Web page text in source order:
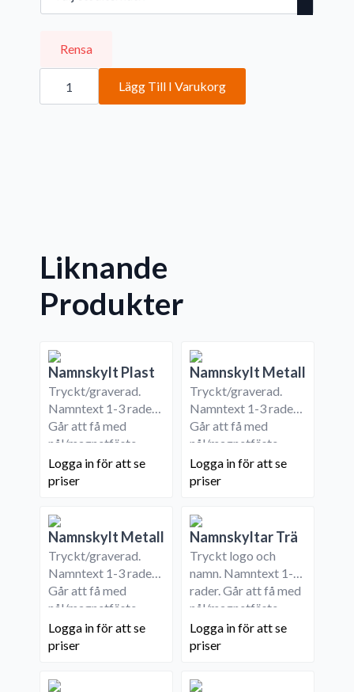
Rensa
Handikappanpassad
mängd
Lägg Till I Varukorg
Liknande
Produkter
Namnskylt Plast
Tryckt/graverad.
Namntext 1-3 rader.
Går att få med
nål/magnetfäste.
Logga in för att se
priser
Namnskylt Metall
Tryckt/graverad.
Namntext 1-3 rader.
Går att få med
nål/magnetfäste.
Logga in för att se
priser
Namnskylt Metall
Tryckt/graverad.
Namntext 1-3 rader.
Går att få med
nål/magnetfäste.
Logga in för att se
priser
Namnskyltar Trä
Tryckt logo och
namn. Namntext 1-3
rader. Går att få med
nål/magnetfäste.
Logga in för att se
priser